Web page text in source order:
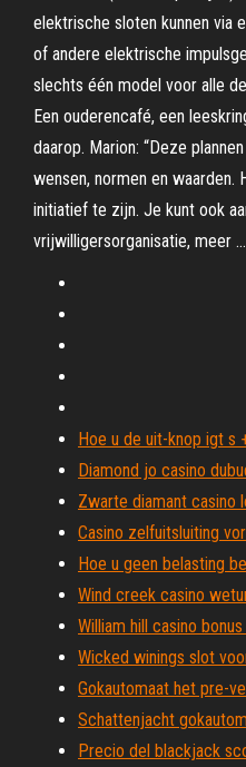
elektrische sloten kunnen via
of andere elektrische
slechts één model voor alle
Een ouderencafé, een
daarop. Marion: “Deze
wensen, normen en
initiatief te zijn. Je kunt ook
vrijwilligersorganisatie, meer …
Hoe u de uit-knop igt s
Diamond jo casino
Zwarte diamant casino
Casino zelfuitsluiting
Hoe u geen belasting
Wind creek casino
William hill casino
Wicked winings slot
Gokautomaat het pre-
Schattenjacht
Precio del blackjack